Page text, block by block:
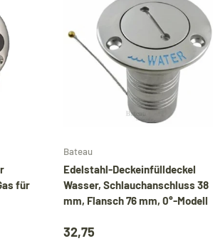
für
Bateau
Edelstahl-Deckeinfülldeckel
Wasser, Schlauchanschluss 38
mm, Flansch 76 mm, 0°-Modell
32,75
All other